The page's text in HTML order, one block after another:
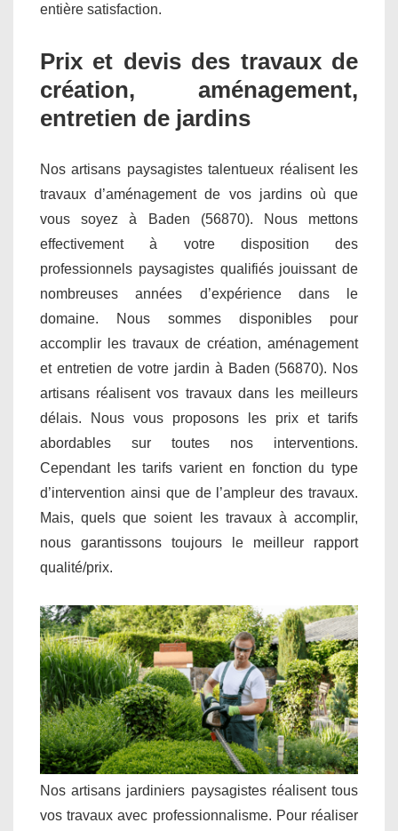
entière satisfaction.
Prix et devis des travaux de
création, aménagement,
entretien de jardins
Nos artisans paysagistes talentueux réalisent les
travaux d’aménagement de vos jardins où que
vous soyez à Baden (56870). Nous mettons
effectivement à votre disposition des
professionnels paysagistes qualifiés jouissant de
nombreuses années d’expérience dans le
domaine. Nous sommes disponibles pour
accomplir les travaux de création, aménagement
et entretien de votre jardin à Baden (56870). Nos
artisans réalisent vos travaux dans les meilleurs
délais. Nous vous proposons les prix et tarifs
abordables sur toutes nos interventions.
Cependant les tarifs varient en fonction du type
d’intervention ainsi que de l’ampleur des travaux.
Mais, quels que soient les travaux à accomplir,
nous garantissons toujours le meilleur rapport
qualité/prix.
Nos artisans jardiniers paysagistes réalisent tous
vos travaux avec professionnalisme. Pour réaliser